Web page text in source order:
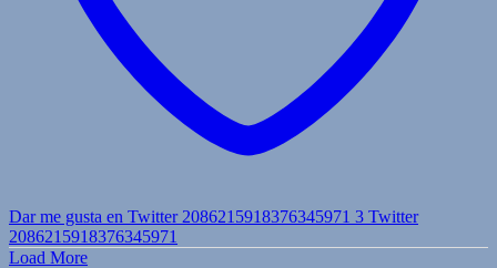
Dar me gusta en Twitter 2086215918376345971 3 Twitter
2086215918376345971
Load More